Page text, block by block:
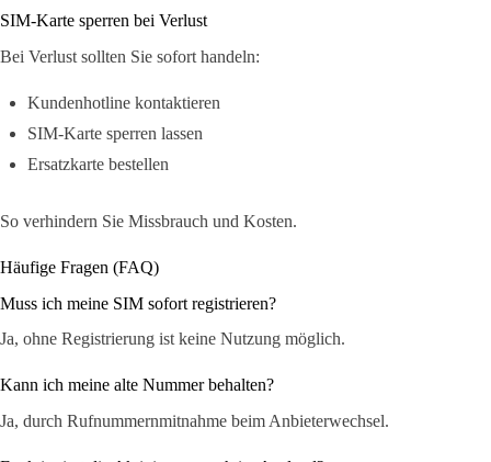
SIM-Karte sperren bei Verlust
Bei Verlust sollten Sie sofort handeln:
Kundenhotline kontaktieren
SIM-Karte sperren lassen
Ersatzkarte bestellen
So verhindern Sie Missbrauch und Kosten.
Häufige Fragen (FAQ)
Muss ich meine SIM sofort registrieren?
Ja, ohne Registrierung ist keine Nutzung möglich.
Kann ich meine alte Nummer behalten?
Ja, durch Rufnummernmitnahme beim Anbieterwechsel.